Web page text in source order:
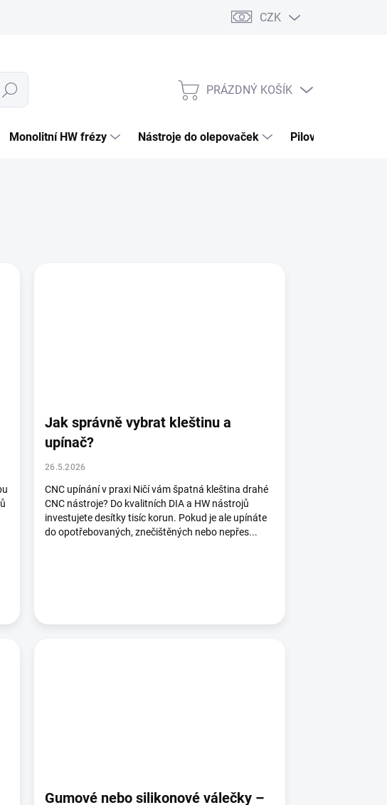
CZK
Hledat
NÁKUPNÍ
PRÁZDNÝ KOŠÍK
Monolitní HW frézy Nástroje do olepovaček Pilové kotouče
Jak správně vybrat kleštinu a
upínač?
26.5.2026
CNC upínání v praxi Ničí vám špatná kleština drahé
CNC nástroje? Do kvalitních DIA a HW nástrojů
investujete desítky tisíc korun. Pokud je ale upínáte
do opotřebovaných, znečištěných nebo nepřes...
Gumové nebo silikonové válečky –